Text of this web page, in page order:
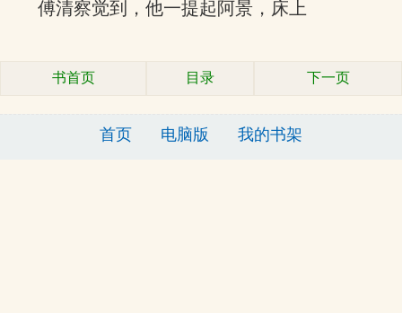
傅清察觉到，他一提起阿景，床上
书首页 目录 下一页
首页 电脑版 我的书架